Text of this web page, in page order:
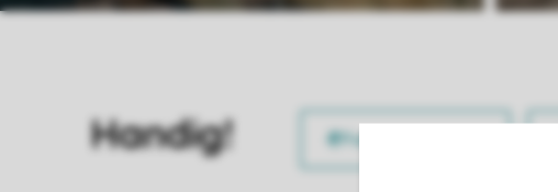
Handig!